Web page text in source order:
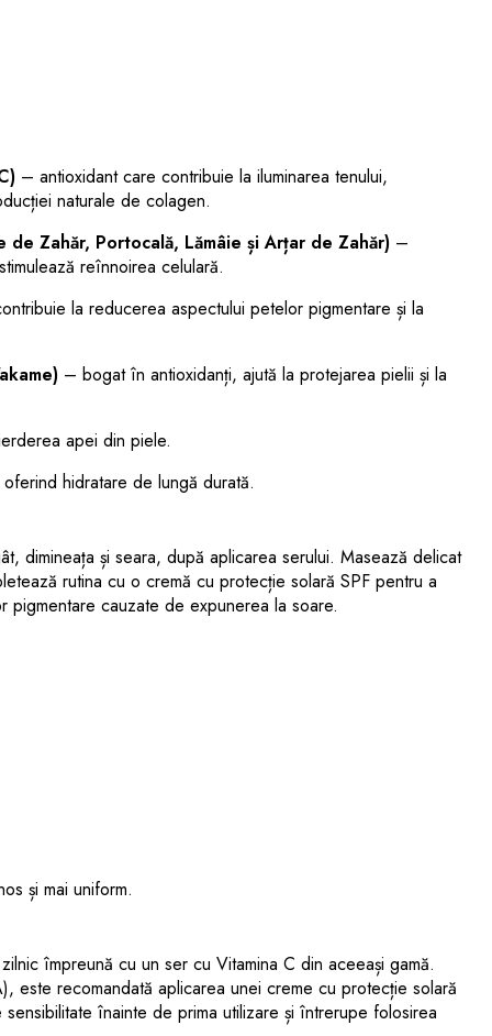
– antioxidant care contribuie la iluminarea tenului,
naturale de colagen.
Zahăr, Portocală, Lămâie și Arțar de Zahăr) –
reînnoirea celulară.
la reducerea aspectului petelor pigmentare și la
– bogat în antioxidanți, ajută la protejarea pielii și la
apei din piele.
hidratare de lungă durată.
dimineața și seara, după aplicarea serului. Masează delicat
rutina cu o cremă cu protecție solară SPF pentru a
cauzate de expunerea la soare.
și mai uniform.
împreună cu un ser cu Vitamina C din aceeași gamă.
este recomandată aplicarea unei creme cu protecție solară
înainte de prima utilizare și întrerupe folosirea